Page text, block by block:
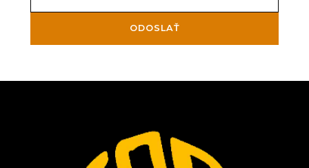
ODOSLAŤ